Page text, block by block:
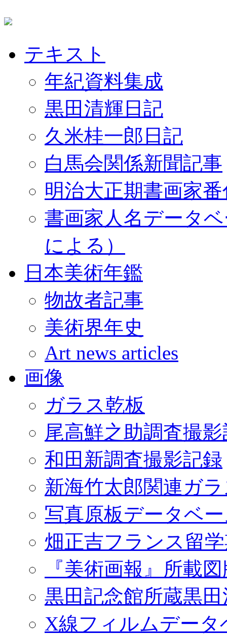
テキスト
年紀資料集成
黒田清輝日記
久米桂一郎日記
白馬会関係新聞記事
明治大正期書画家
書画家人名データ
による）
日本美術年鑑
物故者記事
美術界年史
Art news articles
画像
ガラス乾板
尾高鮮之助調査撮
和田新調査撮影記録
新海竹太郎関連ガ
写真原板データベ
畑正吉フランス留
『美術画報』所載
黒田記念館所蔵黒
X線フィルムデータ